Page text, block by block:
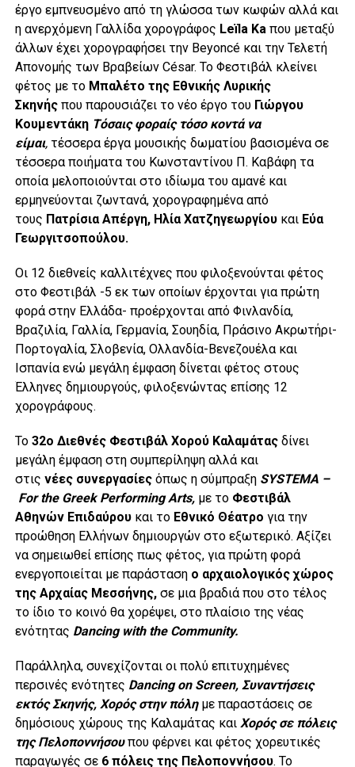
έργο εμπνευσμένο από τη γλώσσα των κωφών αλλά και
η ανερχόμενη Γαλλίδα χορογράφος Leïla Kaπου μεταξύ
άλλων έχει χορογραφήσει την Beyoncé και την Τελετή
Απονομής των Βραβείων César. Το Φεστιβάλ κλείνει
φέτος με τοΜπαλέτο της Εθνικής Λυρικής
Σκηνής που παρουσιάζει το νέο έργο του Γιώργου
Κουμεντάκη Τόσαις φοραίς τόσο κοντά να
είμαι, τέσσερα έργα μουσικής δωματίου βασισμένα σε
τέσσερα ποιήματα του Κωνσταντίνου Π. Καβάφη τα
οποία μελοποιούνται στο ιδίωμα του αμανέ και
ερμηνεύονται ζωντανά, χορογραφημένα από
τους Πατρίσια Απέργη, Ηλία Χατζηγεωργίου και Εύα
Γεωργιτσοπούλου.
Οι 12 διεθνείς καλλιτέχνες που φιλοξενούνται φέτος
στο Φεστιβάλ -5 εκ των οποίων έρχονται για πρώτη
φορά στην Ελλάδα- προέρχονται από Φινλανδία,
Βραζιλία, Γαλλία, Γερμανία, Σουηδία, Πράσινο Ακρωτήρι-
Πορτογαλία, Σλοβενία, Ολλανδία-Βενεζουέλα και
Ισπανία ενώ μεγάλη έμφαση δίνεται φέτος στους
Έλληνες δημιουργούς, φιλοξενώντας επίσης 12
χορογράφους.
Το 32ο Διεθνές Φεστιβάλ Χορού Καλαμάταςδίνει
μεγάλη έμφαση στη συμπερίληψη αλλά και
στις νέες συνεργασίες όπως η σύμπραξη SYSTEMA –
For the Greek Performing Arts,με τοΦεστιβάλ
Αθηνών Επιδαύρου και το Εθνικό Θέατρο για την
προώθηση Ελλήνων δημιουργών στο εξωτερικό. Αξίζει
να σημειωθεί επίσης πως φέτος, για πρώτη φορά
ενεργοποιείται με παράσταση ο αρχαιολογικός χώρος
της Αρχαίας Μεσσήνης, σε μια βραδιά που στο τέλος
το ίδιο το κοινό θα χορέψει, στο πλαίσιο της νέας
ενότητας Dancing with the Community.
Παράλληλα, συνεχίζονται οι πολύ επιτυχημένες
περσινές ενότητες Dancing on Screen, Συναντήσεις
εκτός Σκηνής, Χορός στην πόλημε παραστάσεις σε
δημόσιους χώρους της Καλαμάτας καιΧορός σε πόλεις
της Πελοποννήσουπου φέρνει και φέτος χορευτικές
παραγωγές σε 6 πόλεις της Πελοποννήσου. Το